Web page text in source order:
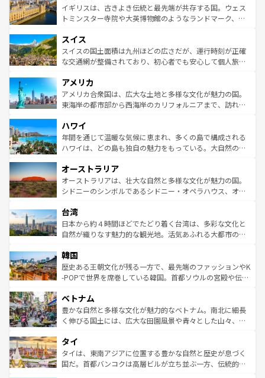
香り高いラベンダー畑など、多彩な楽しみ方が可能だ。さ
らに、パリ以外の地域にも魅力が溢れており、どの街角に
れる地方に足を運ぶとそれぞれで全く異なる文化を体験で
きるだろう。 なお、新着のフランス情報はコンテンツ一覧
を参照してほしい。
ルリンの文化的活気、バイエルン州のアルプスの絶景、そ
してライン川沿いのワイン畑といった風景は必見。ビール
は、お酒好きな人にはぜひ体験してほしい。 なお、新着の
ドイツ情報はコンテンツ一覧を参照してほしい。
イギリスは、古きよき伝統と最先端が共存する国。ウェス
トミンスター寺院や大英博物館のようなランドマーク、歴
リアごとに異なる魅力がある。また、優雅なアフタヌーン
ティー、ビール好きにはたまらない英国パブ、サッカー観
戦など、本場だからこそできる体験も豊富。イギリスを旅
ンツ一覧を参照してほしい。
スイス
スイスの国土面積は九州ほどの広さだが、運行時刻が正確
な交通網が整備されており、初心者でも安心して個人旅行
の建物がそのまま残る町や、スイスならではのユニークな
博物館もあり、アルプス観光だけでなく町歩きも満喫する
ことができる。国民の所得が高いため物価も高いが、旅行
ば市内交通費無料で観光を楽しむこともできる。 なお、新
着のスイス情報はコンテンツ一覧 を参照してほしい。
アメリカ
アメリカ合衆国は、広大な土地と多様な文化が魅力の国。
東海岸の都市部から西海岸のカリフォルニアまで、訪れる
のような巨大都市は、観光、ショッピング、エンターテイ
ンメントが詰まった刺激的なスポットだ。一方、アメリカ
西部には大自然が広がり、グランドキャニオンやイエロー
部のニューオーリンズでは、音楽と美食が融合した独特の
文化が魅力。旅行者はアメリカの各地域で異なる魅力を楽
しみながら、その多様性と豊かな歴史を感じることができ
ならではの贅沢な旅のスタイルだ。 なお、新着のアメリカ
情報はコンテンツ一覧を参照してほしい。
ハワイ
年間を通じて温暖な気候に恵まれ、多くの島で構成される
ハワイは、どの島も独自の魅力をもっている。大自然の神
ワイ島は見逃せない。また、定番の観光地といえばオアフ
島だが、静かな自然を求めるならマウイ島やカウアイ島が
おすすめ。エメラルドグリーンに輝く海をはじめ、豊かな
れるおもてなしの心で訪れる人々を迎えてくれるハワイの
人々、おいしいローカルフードやハワイアンミュージッ
ク、伝統的なフラダンスなど、すべてがハワイの魅力を彩
ワイを、存分に味わってほしい。 なお、新着のハワイ情報
はコンテンツ一覧を参照してほしい。
オーストラリア
オーストラリアは、壮大な自然と多様な文化が魅力の国。
シドニーのシンボルであるシドニー・オペラハウス、オー
リアリーフや大陸中央部にそびえるウルル（エアーズロッ
ク）、タスマニアの美しい原生林やケアンズの熱帯雨林な
ど、見どころがたくさん。また、カフェやワイン、オージ
いる。アクティビティも充実しており、サーフィンやダイ
ビング、ハイキングなど、アウトドア好きにはたまらな
い。オーストラリアの多彩な魅力を存分に味わいつくそ
参照してほしい。
台湾
日本から約４時間ほどでたどり着く台湾は、多彩な文化と
自然が織りなす魅力的な観光地。活気あふれる大都市の台
ン）、静ひつな山岳地帯である台湾東部など、都市の喧騒
と山間の静けさが共存しており、訪れる人に新しい発見と
驚きをもたらしてくれる。また、奥深い台湾の食文化も魅
容にもいいと評判のスイーツなど、バラエティ豊かな料理
が味わえる。 なお、新着の台湾情報は コンテンツ一覧を参
照してほしい。
韓国
歴史ある王朝文化が残る一方で、最先端のファッションやK
-POPで世界を席巻している韓国。首都ソウルの宮殿や伝統
き、地方に足を延ばせば四季折々の自然美を楽しむことが
できる。そして、キムチや焼肉、絶品のストリートフード
まで、さまざまな韓国料理が待っている。夜には、韓国な
リティに包まれながら、韓国の多彩な魅力を心ゆくまで味
わってみてほしい。 なお、新着の韓国情報はコンテンツ一
覧を参照してほしい。
ベトナム
豊かな自然と多様な文化が魅力的なベトナム。南北に細長
く伸びる国土には、広大な田園風景や青々とした山々、世
急速な発展と共に伝統が息づく。ハノイの古い町並みやホ
ーチミン市のフランス統治時代の建物も、独特の雰囲気を
醸し出している。また、バラエティの豊かさとおいしさで
タイ
タイは、東南アジアに位置する豊かな自然と歴史が息づく
国だ。首都バンコクは高層ビルが立ち並ぶ一方、伝統的な